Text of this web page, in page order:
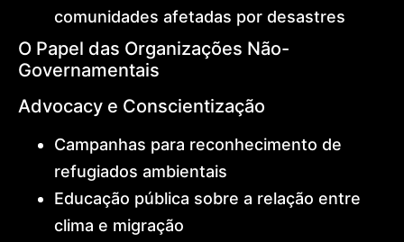
comunidades afetadas por desastres
O Papel das Organizações Não-
Governamentais
Advocacy e Conscientização
Campanhas para reconhecimento de
refugiados ambientais
Educação pública sobre a relação entre
clima e migração